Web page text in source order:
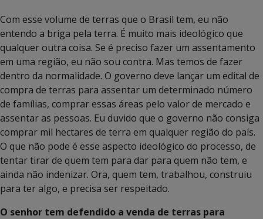
Com esse volume de terras que o Brasil tem, eu não
entendo a briga pela terra. É muito mais ideológico que
qualquer outra coisa. Se é preciso fazer um assentamento
em uma região, eu não sou contra. Mas temos de fazer
dentro da normalidade. O governo deve lançar um edital de
compra de terras para assentar um determinado número
de famílias, comprar essas áreas pelo valor de mercado e
assentar as pessoas. Eu duvido que o governo não consiga
comprar mil hectares de terra em qualquer região do país.
O que não pode é esse aspecto ideológico do processo, de
tentar tirar de quem tem para dar para quem não tem, e
ainda não indenizar. Ora, quem tem, trabalhou, construiu
para ter algo, e precisa ser respeitado.
O senhor tem defendido a venda de terras para